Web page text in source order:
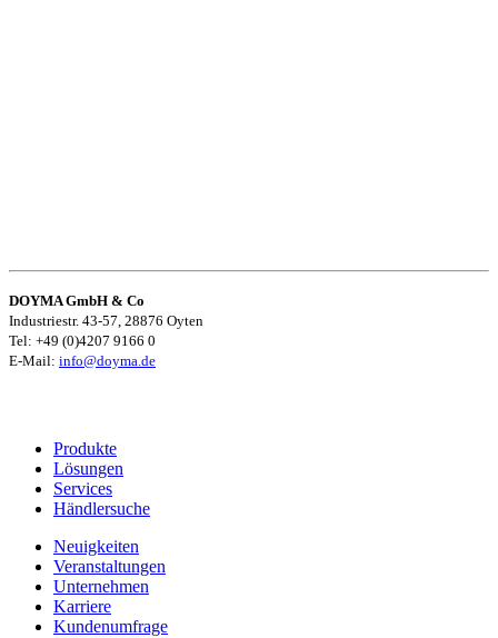
DOYMA GmbH & Co
Industriestr. 43-57, 28876 Oyten
Tel: +49 (0)4207 9166 0
E-Mail: info@doyma.de
Produkte
Lösungen
Services
Händlersuche
Neuigkeiten
Veranstaltungen
Unternehmen
Karriere
Kundenumfrage